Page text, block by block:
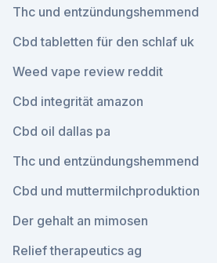
Thc und entzündungshemmend
Cbd tabletten für den schlaf uk
Weed vape review reddit
Cbd integrität amazon
Cbd oil dallas pa
Thc und entzündungshemmend
Cbd und muttermilchproduktion
Der gehalt an mimosen
Relief therapeutics ag